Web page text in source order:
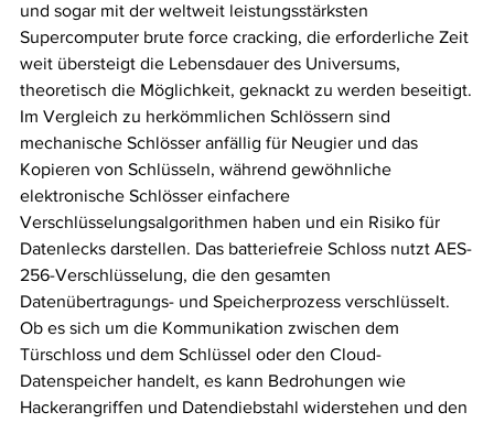
und sogar mit der weltweit leistungsstärksten
Supercomputer brute force cracking, die erforderliche Zeit
weit übersteigt die Lebensdauer des Universums,
theoretisch die Möglichkeit, geknackt zu werden beseitigt.
Im Vergleich zu herkömmlichen Schlössern sind
mechanische Schlösser anfällig für Neugier und das
Kopieren von Schlüsseln, während gewöhnliche
elektronische Schlösser einfachere
Verschlüsselungsalgorithmen haben und ein Risiko für
Datenlecks darstellen. Das batteriefreie Schloss nutzt AES-
256-Verschlüsselung, die den gesamten
Datenübertragungs- und Speicherprozess verschlüsselt.
Ob es sich um die Kommunikation zwischen dem
Türschloss und dem Schlüssel oder den Cloud-
Datenspeicher handelt, es kann Bedrohungen wie
Hackerangriffen und Datendiebstahl widerstehen und den